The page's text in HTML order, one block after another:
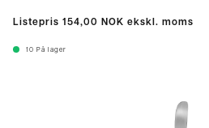
Listepris 154,00 NOK ekskl. moms
10 På lager